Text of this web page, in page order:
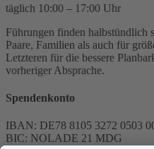
täglich 10:00 – 17:00 Uhr
Führungen finden halbstündlich
Paare, Familien als auch für
Letzteren für die bessere
vorheriger Absprache.
Spendenkonto
IBAN: DE78 8105 3272 0503
BIC: NOLADE 21 MDG